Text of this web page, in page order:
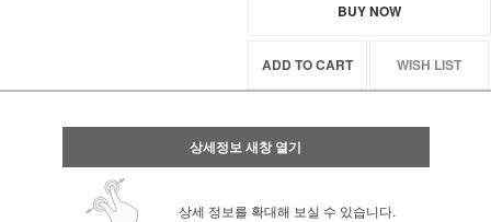
BUY NOW
ADD TO CART WISH LIST
상세정보 새창 열기
상세 정보를 확대해 보실 수 있습니다.